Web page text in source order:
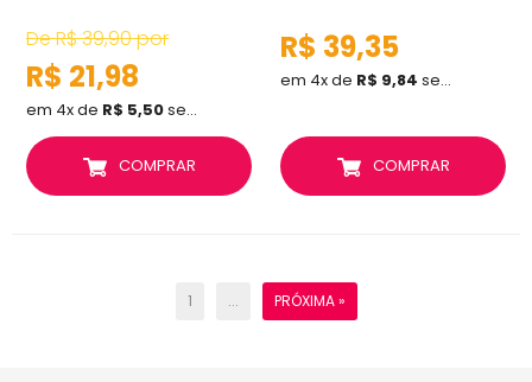
DeR$ 39,90por
R$ 21,98
em 4x de R$ 5,50sem juros
COMPRAR
R$ 39,35
em 4x de R$ 9,84 sem juros
COMPRAR
1 ... PRÓXIMA »